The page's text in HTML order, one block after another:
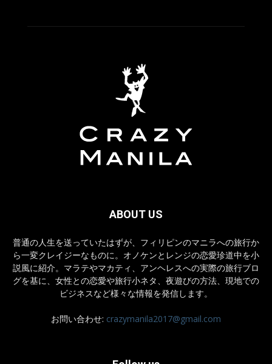
ABOUT US
普通の人生を送っていたはずが、フィリピンのマニラへの旅行か
ら一変クレイジーなものに。オノケンとレンジの恋愛珍道中を小
説風に紹介。マラテやマカティ、アンヘレスへの実際の旅行ブロ
グを基に、女性との恋愛や旅行小ネタ、夜遊びの方法、現地での
ビジネスなど様々な情報を発信します。
お問い合わせ: crazymanila2017@gmail.com